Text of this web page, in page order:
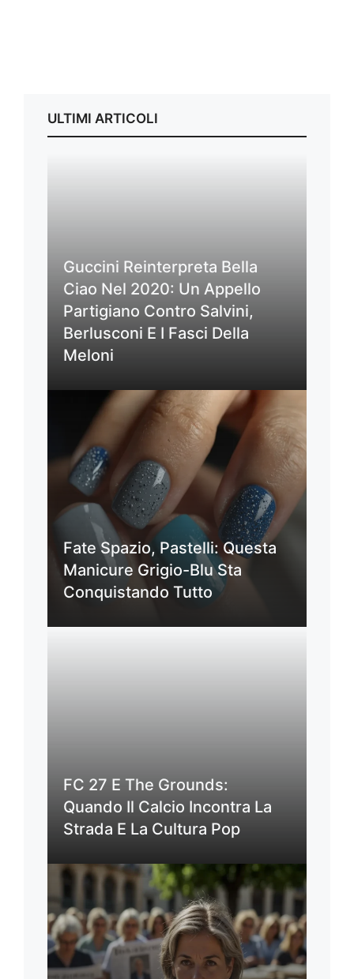
ULTIMI ARTICOLI
Guccini Reinterpreta Bella
Ciao Nel 2020: Un Appello
Partigiano Contro Salvini,
Berlusconi E I Fasci Della
Meloni
Fate Spazio, Pastelli: Questa
Manicure Grigio-Blu Sta
Conquistando Tutto
FC 27 E The Grounds:
Quando Il Calcio Incontra La
Strada E La Cultura Pop